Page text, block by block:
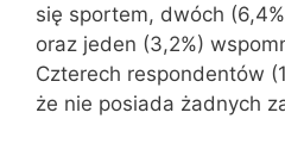
się sportem, dwóch
oraz jeden (3,2%)
Czterech respondentów
że nie posiada żadnych